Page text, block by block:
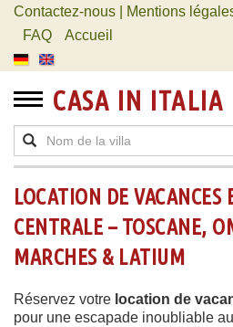
Contactez-nous | Mentions
FAQ
Accueil
CASA IN ITALIA
LOCATION DE VACANCES
CENTRALE – TOSCANE,
MARCHES & LATIUM
Réservez votre location de
pour une escapade inoubliable